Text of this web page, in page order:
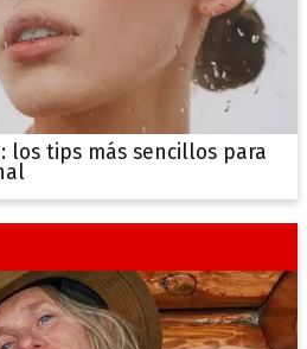
los tips más sencillos para